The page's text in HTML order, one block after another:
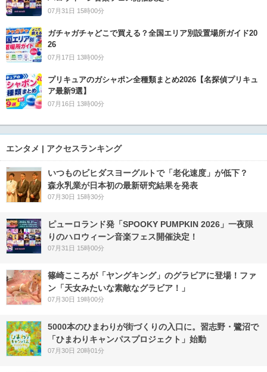
07月31日 15時00分
ガチャガチャどこで買える？全国エリア別設置場所ガイド20
26
07月17日 13時00分
プリキュアのガシャポン全種類まとめ2026【名探偵プリキュ
ア最新9選】
07月16日 13時00分
エンタメ | アクセスランキング
いつものビヒダスヨーグルトで「老化速度」が低下？
森永乳業が日本初の最新研究結果を発表
07月30日 15時30分
ピューロランド発「SPOOKY PUMPKIN 2026」一夜限
りのハロウィーン音楽フェス開催決定！
07月31日 15時00分
篠崎こころが「ヤングキング」のグラビアに登場！ファ
ン「天女みたいな素敵なグラビア！」
07月30日 19時00分
5000本のひまわりが街づくりの入口に。習志野・鷺沼で
「ひまわりキャンパスプロジェクト」始動
07月30日 20時01分